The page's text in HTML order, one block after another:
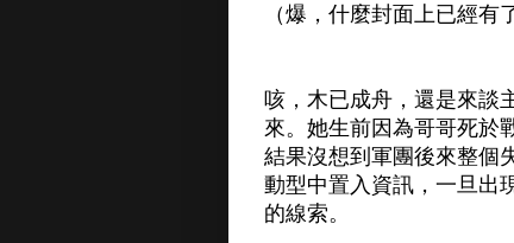
（爆，什麼封面上已經有
咳，木已成舟，還是來談
來。她生前因為哥哥死於
結果沒想到軍團後來整個
動型中置入資訊，一旦出
的線索。